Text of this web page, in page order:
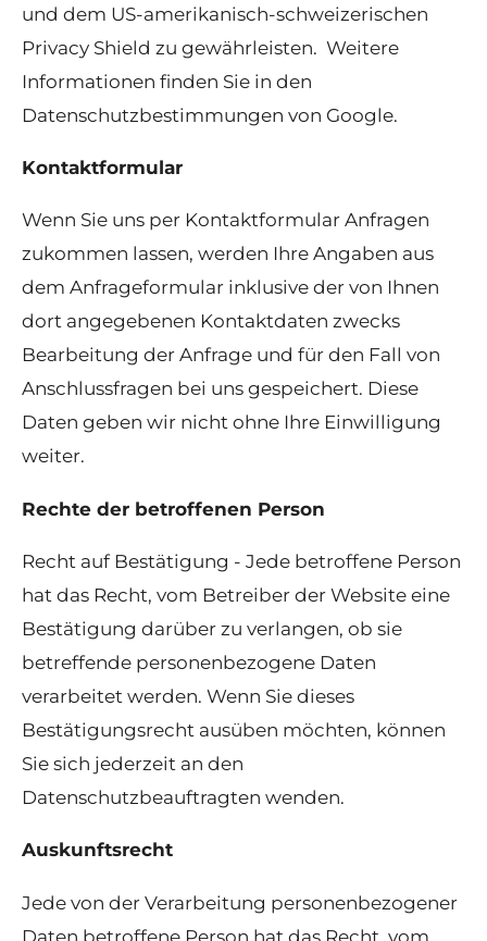
und dem US-amerikanisch-schweizerischen
Privacy Shield zu gewährleisten. Weitere
Informationen finden Sie in den
Datenschutzbestimmungen von Google.
Kontaktformular
Wenn Sie uns per Kontaktformular Anfragen
zukommen lassen, werden Ihre Angaben aus
dem Anfrageformular inklusive der von Ihnen
dort angegebenen Kontaktdaten zwecks
Bearbeitung der Anfrage und für den Fall von
Anschlussfragen bei uns gespeichert. Diese
Daten geben wir nicht ohne Ihre Einwilligung
weiter.
Rechte der betroffenen Person
Recht auf Bestätigung - Jede betroffene Person
hat das Recht, vom Betreiber der Website eine
Bestätigung darüber zu verlangen, ob sie
betreffende personenbezogene Daten
verarbeitet werden. Wenn Sie dieses
Bestätigungsrecht ausüben möchten, können
Sie sich jederzeit an den
Datenschutzbeauftragten wenden.
Auskunftsrecht
Jede von der Verarbeitung personenbezogener
Daten betroffene Person hat das Recht, vom